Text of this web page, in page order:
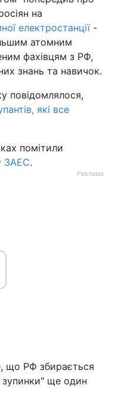
на
електростанції-
атомним
фахівцям з РФ,
знань та навичок.
повідомлялося,
які все
помітили
ЗАЕС.
Реклама
що РФ збирається
зупинки" ще один